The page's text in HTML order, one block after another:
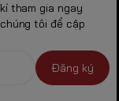
tham gia ngay
tôi để cập
Đăng ký